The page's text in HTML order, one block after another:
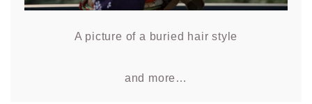
A picture of a buried hair style
and more…